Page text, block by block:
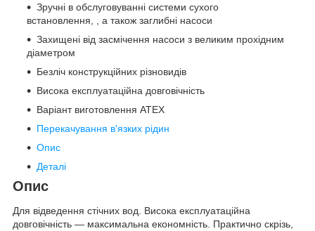
Зручні в обслуговуванні системи сухого
встановлення, , а також заглибні насоси
Захищені від засмічення насоси з великим прохідним
діаметром
Безліч конструкційних різновидів
Висока експлуатаційна довговічність
Варіант виготовлення ATEX
Перекачування в'язких рідин
Опис
Деталі
Опис
Для відведення стічних вод. Висока експлуатаційна
довговічність — максимальна економність. Практично скрізь,